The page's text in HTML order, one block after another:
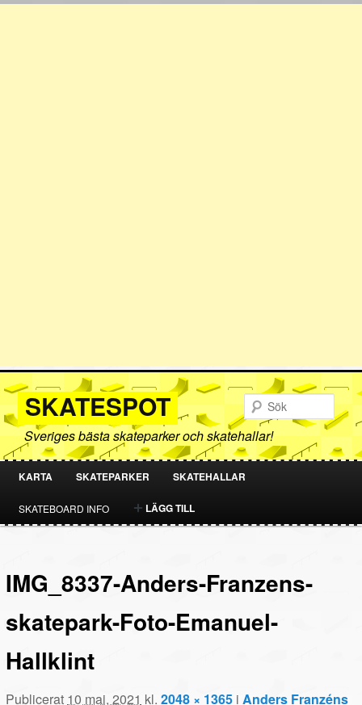
SKATESPOT
Sveriges bästa skateparker och skatehallar!
HOPPA
TILL
INNEHÅLL
HOPPA
TILL
INNEHÅLL
KARTA SKATEPARKER SKATEHALLAR
SKATEBOARD INFO LÄGG TILL
IMG_8337-Anders-Franzens-
skatepark-Foto-Emanuel-
Hallklint
Publicerat 10 maj, 2021 kl.2048 × 1365 iAnders Franzéns